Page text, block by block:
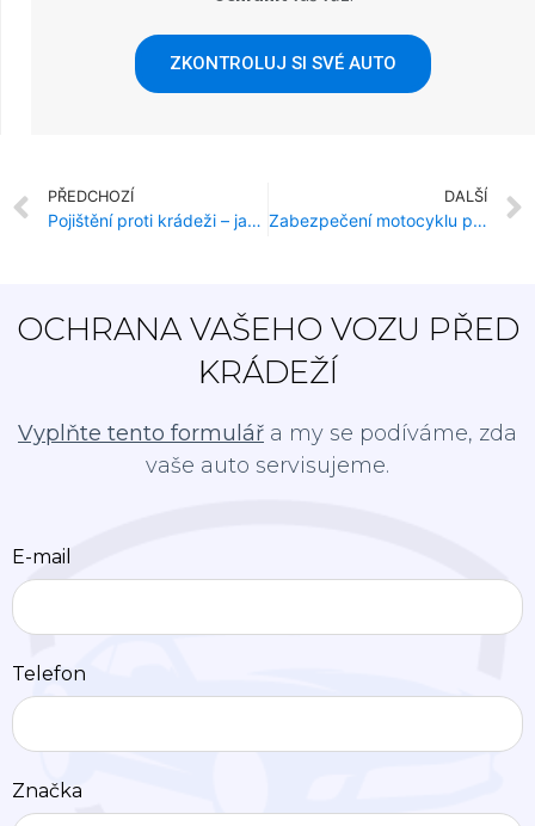
ZKONTROLUJ SI SVÉ AUTO
PŘEDCHOZÍ
Pojištění proti krádeži – jaká je realita?
DALŠÍ
Zabezpečení motocyklu proti krádeži – instalace systému proti krádeži
OCHRANA VAŠEHO VOZU PŘED
KRÁDEŽÍ
Vyplňte tento formulář a my se podíváme, zda
vaše auto servisujeme.
E-mail
Telefon
Značka